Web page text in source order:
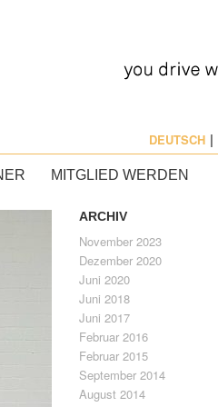
MITGLIED WERDEN
DEUTSCH
ARCHIV
November 2023
Dezember 2020
Juni 2020
Juni 2018
Juni 2017
Februar 2016
Februar 2015
September 2014
August 2014